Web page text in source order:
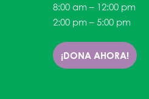
8:00 am – 12:00 pm
2:00 pm – 5:00 pm
¡DONA AHORA!